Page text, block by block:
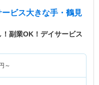
ビス大きな手・鶴見
！副業OK！デイサービス
～